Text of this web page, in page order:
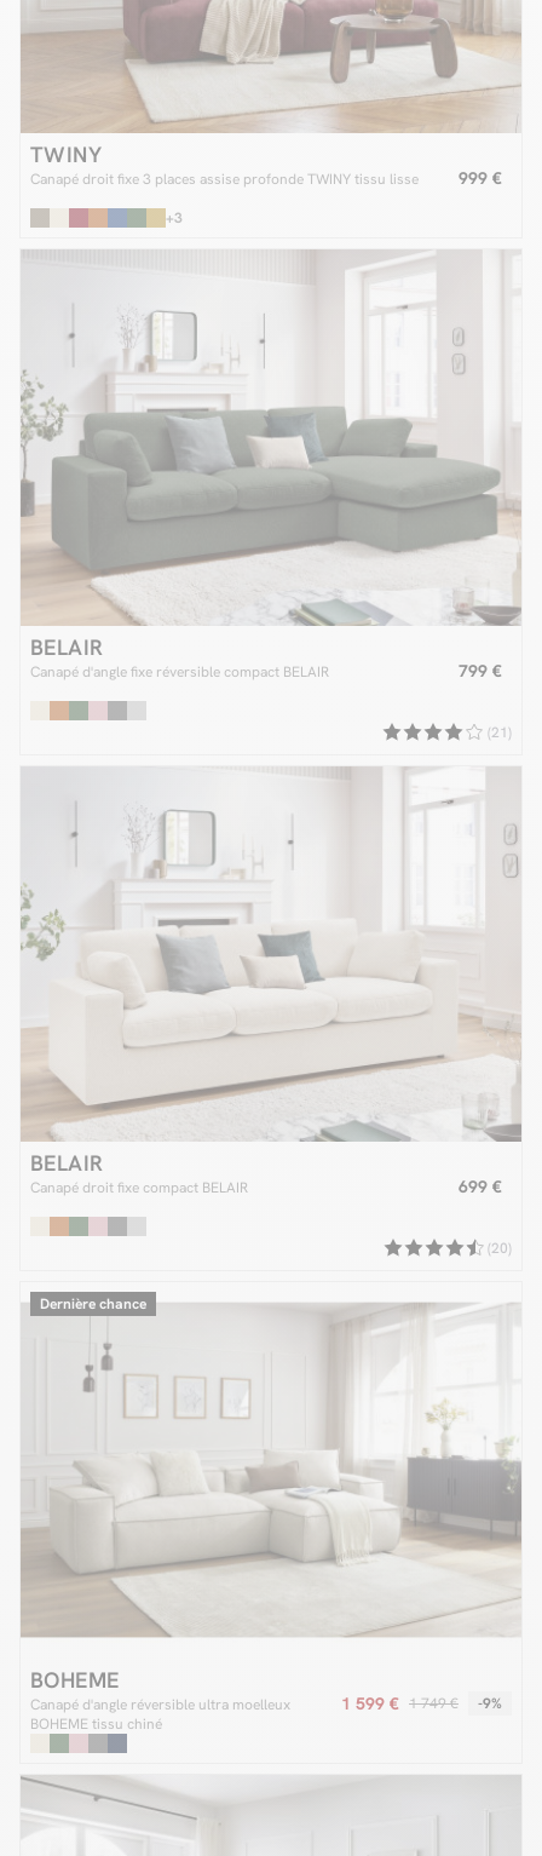
TWINY
Canapé droit fixe 3 places assise profonde TWINY tissu lisse 999 €
+3
BELAIR
Canapé d'angle fixe réversible compact BELAIR 799 €
(21)
BELAIR
Canapé droit fixe compact BELAIR 699 €
(20)
Dernière chance
BOHEME
Canapé d'angle réversible ultra moelleux
BOHEME tissu chiné
1 599 € 1 749 € -9%